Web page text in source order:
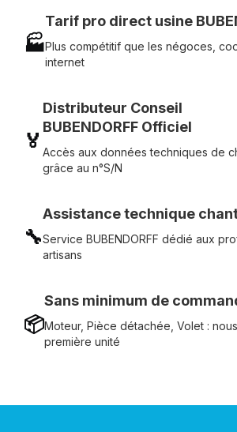
🏭
Tarif pro direct usine
Plus compétitif que les négoces,
internet
🏅
Distributeur Conseil
BUBENDORFF Officiel
Accès aux données techniques de
grâce au n°S/N
🔧
Assistance technique
Service BUBENDORFF dédié aux
artisans
📦
Sans minimum de
Moteur, Pièce détachée, Volet :
première unité